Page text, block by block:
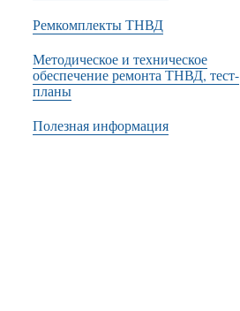
Ремкомплекты ТНВД
Методическое и техническое
обеспечение ремонта ТНВД, тест-
планы
Полезная информация